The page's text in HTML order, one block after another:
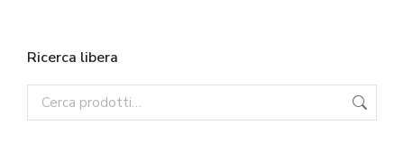
Ricerca libera